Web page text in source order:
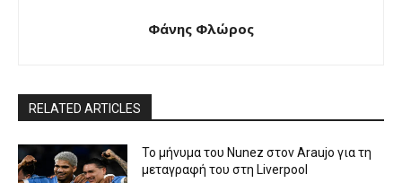
Φάνης Φλώρος
RELATED ARTICLES
Το μήνυμα του Nunez στον Araujo για τη
μεταγραφή του στη Liverpool